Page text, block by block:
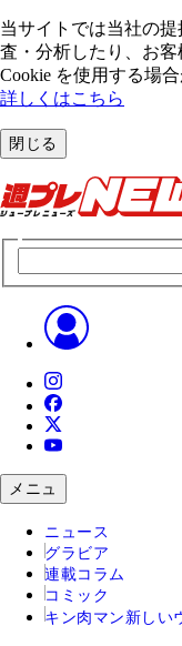
当サイトでは当社の
査・分析したり、お
Cookie を使⽤する場合
詳しくはこちら
閉じる
メニュ
ニュース
グラビア
連載コラム
コミック
キン肉マン 新しい